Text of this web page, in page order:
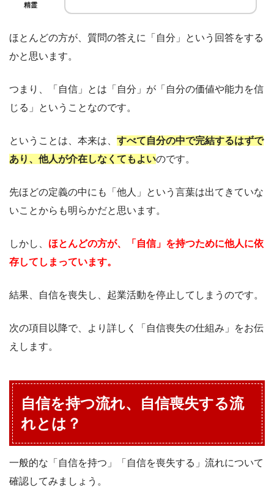
精霊
ほとんどの方が、質問の答えに「自分」という回答をする
かと思います。
つまり、「自信」とは「自分」が「自分の価値や能力を信
じる」ということなのです。
ということは、本来は、 すべて自分の中で完結するはずで
あり、他人が介在しなくてもよいのです。
先ほどの定義の中にも「他人」という言葉は出てきていな
いことからも明らかだと思います。
しかし、 ほとんどの方が、「自信」を持つために他人に依
存してしまっています。
結果、自信を喪失し、起業活動を停止してしまうのです。
次の項目以降で、より詳しく「自信喪失の仕組み」をお伝
えします。
自信を持つ流れ、自信喪失する流
れとは？
一般的な「自信を持つ」「自信を喪失する」流れについて
確認してみましょう。